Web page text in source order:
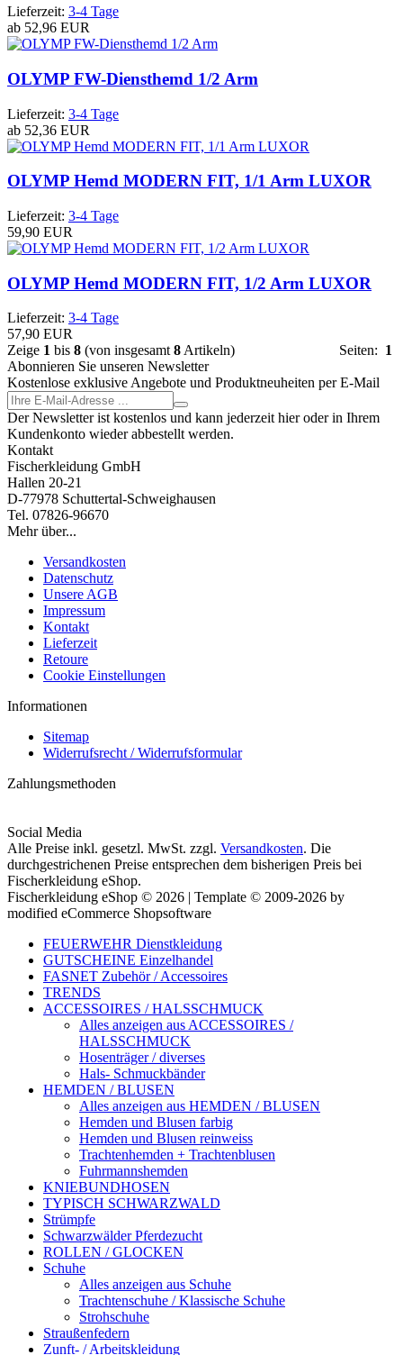
Lieferzeit: 3-4 Tage
ab 52,96 EUR
OLYMP FW-Diensthemd 1/2 Arm
Lieferzeit: 3-4 Tage
ab 52,36 EUR
OLYMP Hemd MODERN FIT, 1/1 Arm LUXOR
Lieferzeit: 3-4 Tage
59,90 EUR
OLYMP Hemd MODERN FIT, 1/2 Arm LUXOR
Lieferzeit: 3-4 Tage
57,90 EUR
Zeige 1 bis 8 (von insgesamt 8 Artikeln) Seiten: 1
Abonnieren Sie unseren Newsletter
Kostenlose exklusive Angebote und Produktneuheiten per E-Mail
Der Newsletter ist kostenlos und kann jederzeit hier oder in Ihrem
Kundenkonto wieder abbestellt werden.
Kontakt
Fischerkleidung GmbH
Hallen 20-21
D-77978 Schuttertal-Schweighausen
Tel. 07826-96670
Mehr über...
Versandkosten
Datenschutz
Unsere AGB
Impressum
Kontakt
Lieferzeit
Retoure
Cookie Einstellungen
Informationen
Sitemap
Widerrufsrecht / Widerrufsformular
Zahlungsmethoden
Social Media
Alle Preise inkl. gesetzl. MwSt. zzgl. Versandkosten. Die
durchgestrichenen Preise entsprechen dem bisherigen Preis bei
Fischerkleidung eShop.
Fischerkleidung eShop © 2026 | Template © 2009-2026 by
modified eCommerce Shopsoftware
FEUERWEHR Dienstkleidung
GUTSCHEINE Einzelhandel
FASNET Zubehör / Accessoires
TRENDS
ACCESSOIRES / HALSSCHMUCK
Alles anzeigen aus ACCESSOIRES /
HALSSCHMUCK
Hosenträger / diverses
Hals- Schmuckbänder
HEMDEN / BLUSEN
Alles anzeigen aus HEMDEN / BLUSEN
Hemden und Blusen farbig
Hemden und Blusen reinweiss
Trachtenhemden + Trachtenblusen
Fuhrmannshemden
KNIEBUNDHOSEN
TYPISCH SCHWARZWALD
Strümpfe
Schwarzwälder Pferdezucht
ROLLEN / GLOCKEN
Schuhe
Alles anzeigen aus Schuhe
Trachtenschuhe / Klassische Schuhe
Strohschuhe
Straußenfedern
Zunft- / Arbeitskleidung